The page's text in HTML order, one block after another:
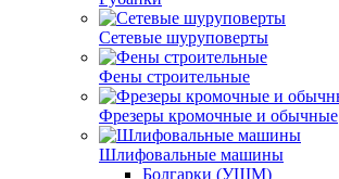
Сетевые шуруповерты
Фены строительные
Фрезеры кромочные и обычные
Шлифовальные машины
Болгарки (УШМ)